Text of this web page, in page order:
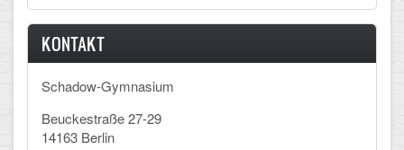
KONTAKT
Schadow-Gymnasium
Beuckestraße 27-29
14163 Berlin